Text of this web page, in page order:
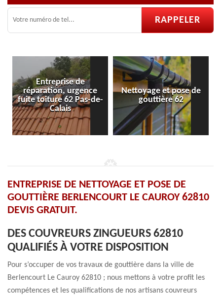
Entreprise de
urgence
toiture 62 Pas-de-
Calais
Nettoyage et pose de
gouttière 62
Pose
ENTREPRISE DE NETTOYAGE ET POSE DE
GOUTTIÈRE BERLENCOURT LE CAUROY 62810
DEVIS GRATUIT.
DES COUVREURS ZINGUEURS 62810
QUALIFIÉS À VOTRE DISPOSITION
Pour s’occuper de vos travaux de gouttière dans la ville de
Berlencourt Le Cauroy 62810 ; nous mettons à votre profit les
compétences et les qualifications de nos artisans couvreurs